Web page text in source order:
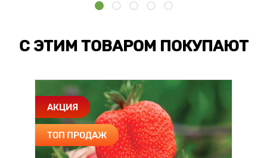
С ЭТИМ ТОВАРОМ ПОКУПАЮТ
АКЦИЯ
ТОП ПРОДАЖ